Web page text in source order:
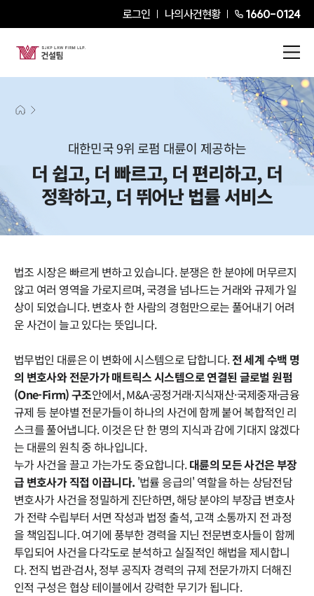
로그인 나의사건현황 1660-0124
대한민국 9위 로펌 대륜이 제공하는
더 쉽고, 더 빠르고, 더 편리하고, 더
정확하고, 더 뛰어난 법률 서비스
법조 시장은 빠르게 변하고 있습니다. 분쟁은 한 분야에 머무르지
않고 여러 영역을 가로지르며, 국경을 넘나드는 거래와 규제가 일
상이 되었습니다. 변호사 한 사람의 경험만으로는 풀어내기 어려
운 사건이 늘고 있다는 뜻입니다.
법무법인 대륜은 이 변화에 시스템으로 답합니다.전 세계 수백 명
의 변호사와 전문가가 매트릭스 시스템으로 연결된 글로벌 원펌
(One-Firm) 구조안에서, M&A·공정거래·지식재산·국제중재·금융
규제 등 분야별 전문가들이 하나의 사건에 함께 붙어 복합적인 리
스크를 풀어냅니다. 이것은 단 한 명의 지식과 감에 기대지 않겠다
는 대륜의 원칙 중 하나입니다.
누가 사건을 끌고 가는가도 중요합니다.대륜의 모든 사건은 부장
급 변호사가 직접 이끕니다. '법률 응급의' 역할을 하는 상담전담
변호사가 사건을 정밀하게 진단하면, 해당 분야의 부장급 변호사
가 전략 수립부터 서면 작성과 법정 출석, 고객 소통까지 전 과정
을 책임집니다. 여기에 풍부한 경력을 지닌 전문변호사들이 함께
투입되어 사건을 다각도로 분석하고 실질적인 해법을 제시합니
다. 전직 법관·검사, 정부 공직자 경력의 규제 전문가까지 더해진
인적 구성은 협상 테이블에서 강력한 무기가 됩니다.